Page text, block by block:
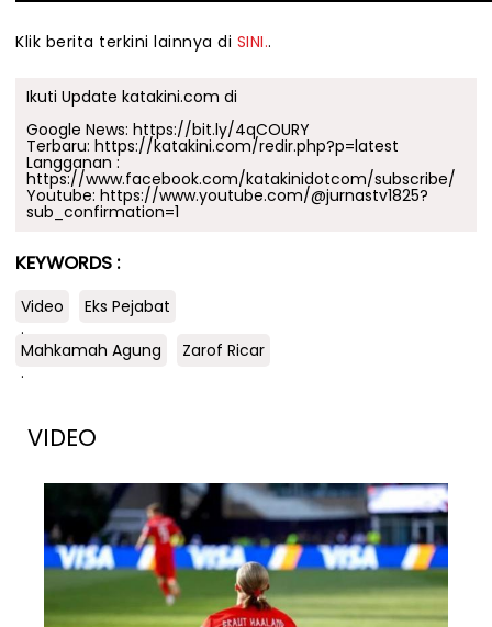
Klik berita terkini lainnya di SINI..
Ikuti Update katakini.com di
Google News: https://bit.ly/4qCOURY
Terbaru: https://katakini.com/redir.php?p=latest
Langganan :
https://www.facebook.com/katakinidotcom/subscribe/
Youtube: https://www.youtube.com/@jurnastv1825?
sub_confirmation=1
KEYWORDS :
Video
Eks Pejabat
.
Mahkamah Agung
Zarof Ricar
.
VIDEO